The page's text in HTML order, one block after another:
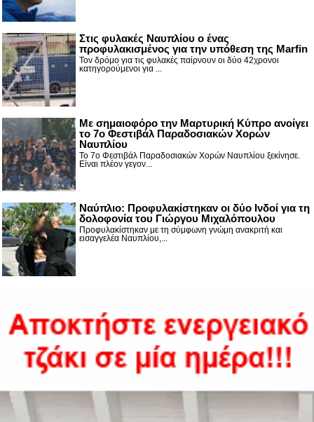
Στις φυλακές Ναυπλίου ο ένας
προφυλακισμένος για την υπόθεση της Marfin
Τον δρόμο για τις φυλακές παίρνουν οι δύο 42χρονοι
κατηγορούμενοι για ...
Με σημαιοφόρο την Μαρτυρική Κύπρο ανοίγει
το 7ο Φεστιβάλ Παραδοσιακών Χορών
Ναυπλίου
Το 7ο Φεστιβάλ Παραδοσιακών Χορών Ναυπλίου ξεκίνησε.
Είναι πλέον γεγον...
Ναύπλιο: Προφυλακίστηκαν οι δύο Ινδοί για τη
δολοφονία του Γιώργου Μιχαλόπουλου
Προφυλακίστηκαν με τη σύμφωνη γνώμη ανακριτή και
εισαγγελέα Ναυπλίου,...